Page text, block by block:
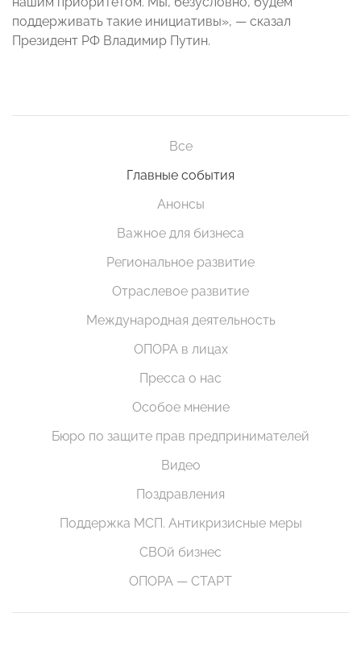
поддерживать такие инициативы», — сказал
Президент РФ Владимир Путин.
Все
Главные события
Анонсы
Важное для бизнеса
Региональное развитие
Отраслевое развитие
Международная деятельность
ОПОРА в лицах
Пресса о нас
Особое мнение
Бюро по защите прав предпринимателей
Видео
Поздравления
Поддержка МСП. Антикризисные меры
СВОй бизнес
ОПОРА — СТАРТ